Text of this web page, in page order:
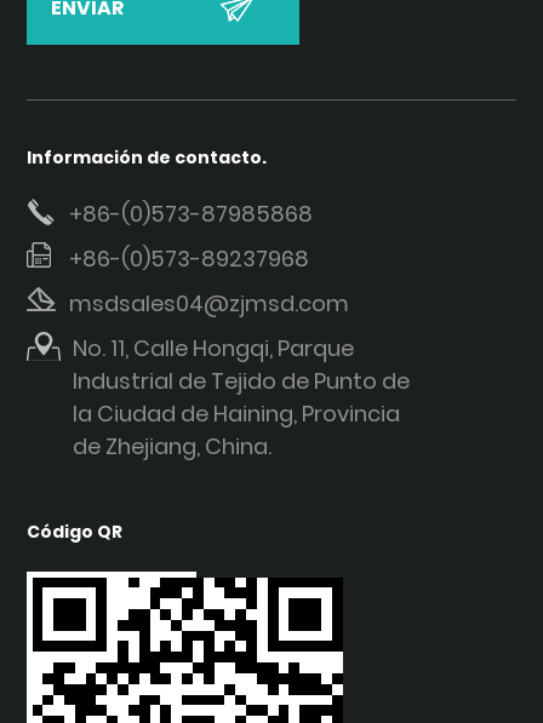
Información de contacto.
+86-(0)573-87985868
+86-(0)573-89237968
msdsales04@zjmsd.com
No. 11, Calle Hongqi, Parque
Industrial de Tejido de Punto de
la Ciudad de Haining, Provincia
de Zhejiang, China.
Código QR